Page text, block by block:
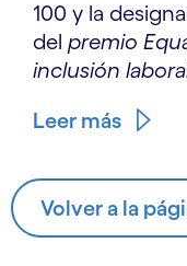
100 y la
del premio
inclusión
Leer más
Volver a la